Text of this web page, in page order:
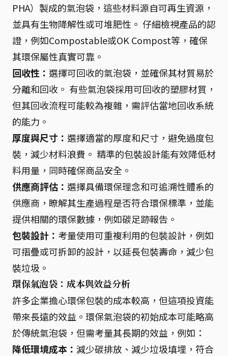
PHA）製成的氣泡袋，這些材料源自可再生資源，
並具有生物降解性或可堆肥性。 仔細檢視產品的認
證，例如Compostable或OK Compost等，確保
其環保屬性真實可靠。
回收性： 選擇可回收的氣泡袋，並確保其材質易於
分離和回收。 有些氣泡袋採用可回收的塑膠材質，
但其回收流程可能較為複雜，需評估當地回收系統
的能力。
厚度與尺寸： 選擇適當的厚度和尺寸，避免過度包
裝，減少材料浪費。 精準的包裝設計能有效降低材
料用量，同時確保商品安全。
供應商評估： 選擇具備環保理念和可追溯性體系的
供應商，瞭解其生產過程是否符合環保標準，並能
提供相關的環保數據，例如碳足跡報告。
包裝設計： 考量使用可重複利用的包裝設計，例如
可摺疊或可拆卸的設計，以延長包裝壽命，減少包
裝垃圾。
環保氣泡袋：成本與效益分析
許多企業擔心環保包裝的成本較高，但這項投資能
帶來長遠的效益。環保氣泡袋的初始成本可能略高
於傳統氣泡袋，但需考量其長期的效益，例如：
降低環境成本： 減少碳排放、減少垃圾填埋，符合